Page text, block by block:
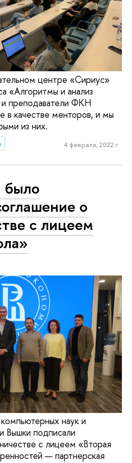
центре «Сириус»
«Алгоритмы и анализ
и преподаватели ФКН
в качестве менторов, и мы
из них.
4 февраля, 2022 г.
о
с лицеем
наук и
Вышки подписали
с лицеем «Вторая
— партнерская